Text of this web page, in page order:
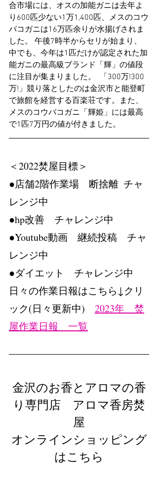
合市場には、オスの加能ガニは去年よ
り600匹少ない1万1,400匹、メスのコウ
バコガニは16万匹余りが水揚げされま
した。 午後7時半からセリが始まり、
中でも、今年は1匹だけが認定された加
能ガニの最高級ブランド「輝」の値段
に注目が集まりました。  「300万!300
万!」競り落としたのは金沢市と能登町
で旅館を経営する百楽荘です。また、
メスのコウバコガニ「輝姫」には最高
で1匹7万円の値が付きました。
＜2022焚屋目標＞
●店舗2階作業場　断捨離  チャ
レンジ中
●hp改善　チャレンジ中
●Youtube動画　継続投稿　チャ
レンジ中
●ダイエット　チャレンジ中
日々の作業日報はこちら↓クリ
ック(日々更新中) 2023年　焚
屋作業日報　一覧
金沢のお香とアロマの香
り専門店　アロマ香房焚
屋
オンラインショッピング
はこちら